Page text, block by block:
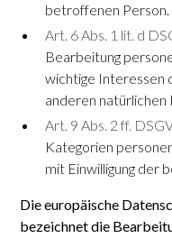
betroffenen Person.
Art. 6 Abs. 1 lit. d
Bearbeitung
wichtige Interessen
anderen natürlichen
Art. 9 Abs. 2 ff.
Kate­gorien
mit Ein­willigung der
Die europäische
bezeichnet die